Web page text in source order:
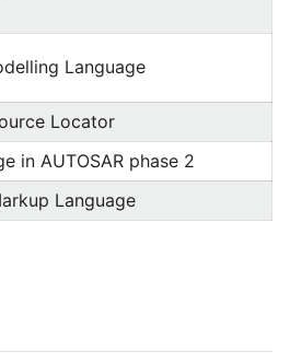
Language
Locator
in AUTOSAR phase 2
Language